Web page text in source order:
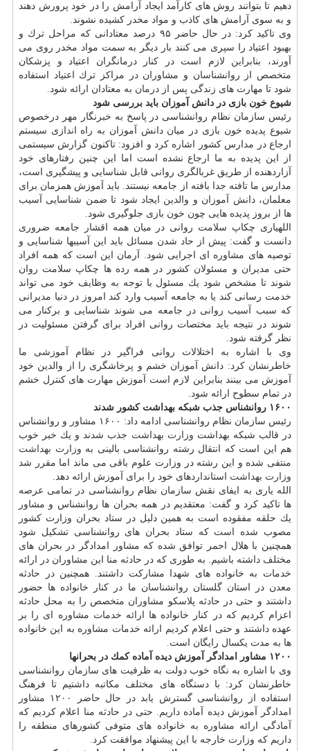
دهیم تا بتوانند روش های كارآمد ایجاد آرامش را در خود پرورش دهند
و به سوی آرامش های كاذب و مواد مخدر كشیده نشوند.
وی تاكید كرد: در حال حاضر ۹۵ درصد معتادانی كه مراحل ترك و
بهبود اعتیاد را سپری می كنند بار دیگر به سمت مواد مخدر روی می
آورند، بنابراین لازم است در كنار درمانگران اعتیاد و پزشكان
متخصص از روانشناسان و مشاوران در مراكز ترك اعتیاد استفاده
شود تا مهارت های زندگی پس از درمان به معتادان ارائه شود.
شیوع خون بازی در دانش آموزان باید بررسی شود
رئیس سازمان نظام روانشناسی در پاسخ به خبرنگار مهر درخصوص
شیوع پدیده خون بازی در میان دانش آموزان به راه اندازی سیستم
ارجاع در مدارس كشور اشاره كرد و افزود: تاكنون گزارش سیستمی
از این پدیده به ما ارجاع نشده است اما این چنین رفتارهای خود
آزاردهنده از طریق غربالگری روانی قابل شناسایی و پیشگیری است،
مدارس ما تافته جدا بافته از جامعه نیستند. باید آموزش همزمان برای
معلمان، دانش آموزان و والدین ایجاد شود تا ضمن شناسایی آسیب
ها از بروز پدیده هایی چون خون بازی جلوگیری شود.
اللهیاری چكاپ سلامت روانی در میان همه اقشار جامعه ضروری
دانست و گفت: پیش از حاد شدن مسائل باید این آسیبها شناسایی و
توصیه های مشاوره ای اجرایی شود. آرمان این است كه همه افراد
حتی مدیران و مسئولان كشور در همه رده ها چكاپ سلامت روان
شوند تا مشخص شود یك مسئول با توجه به وظایف خود می تواند
خدمت رسانی كند یا به جامعه آسیب وارد كند امروز در دنیا مدیرانی
كه سبب آسیب روانی در جامعه می شوند شناسایی و بركنار می
شوند در نتیجه باید مختصات روانی افراد برای گرفتن مسئولیت در
نظر گرفته شود.
وی با اشاره به اختلالات روانی فراگیر در نظام آموزشی ما
خاطرنشان كرد: دانش آموزان خشم و پرخاشگری را از والدین خود
آموزش می بینند بنابراین لازم است آموزش مهارت های كنترل خشم
در تمام سطوح ارائه شود.
۱۶۰۰ روانشناس جذب شبكه بهداشت كشور شدند
رئیس سازمان نظام روانشناسی ادامه داد: ۱۶۰۰ مشاور و روانشناس
در قالب شبكه بهداشت وزارت بهداشت جذب شدند و یك خبر خوب
هم این است كه انتقال رشته روانشناسی بالینی به وزارت بهداشت
منتفی شده و این رشته در وزارت علوم باقی می ماند اما مقرر شد
وزارت بهداشت استانداردهای خود را برای آموزش ارائه دهد.
الله یاری به ایفای نقش سازمان نظام روانشناسی در تمامی عرصه
ها تاكید كرد و گفت: معتقدیم در همه بحران ها روانشناس و مشاور
یك حلقه مفقوده است به همین دلیل در ستاد بحران وزارت كشور
مصوب شده است كه ستاد بحران های روانشناسی تشكیل شود
همچنین با هلال احمر توافق شده كه مشاور امدادگر در بحران های
مختلف داشته باشیم. به طوری كه در حادثه منا این مشاوران در ارائه
خدمات به خانواده های شهدا مشاركت داشتند. همچنین در حادثه
معدن در استان گلستان روانشناسان ما در كنار خانواده ها حضور
داشتند و حتی در حادثه پلاسكو مشاوران متخصص را به محل حادثه
اعزام كردیم كه در كنار خانواده ها ارائه خدمات مشاوره ای را بر
عهده داشتند و حتی اعلام كردیم ارائه خدمات مشاوره به این خانواده
ها به مدت یكسال رایگان است.
۱۲۰۰ مشاور امدادگر آموزش دیده آماده كمك در بحرانها
وی با اشاره به نگاه خوب دولت به ظرفیت های سازمان روانشناسی
خاطرنشان كرد: با دستگاه های مختلف مكاتبه داشتیم تا فرهنگ
استفاده از روانشناسی گسترش یابد در حال حاضر ۱۲۰۰ مشاور
امدادگر آموزش دیده آماده داریم. حتی در حادثه منا اعلام كردیم كه
آمادگی ارائه مشاوره به خانواده های متوفی كشورهای منطقه را
داریم كه وزارت خارجه با این پیشنهاد موافقت كرد.